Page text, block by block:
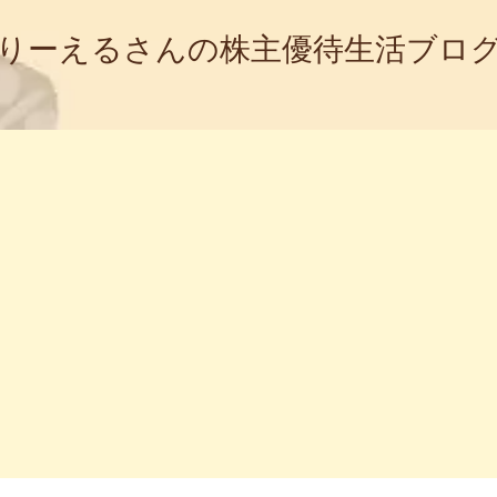
ーえるさんの株主優待生活ブロ